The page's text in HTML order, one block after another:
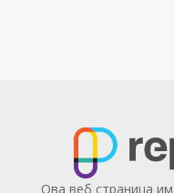
Ова веб страница